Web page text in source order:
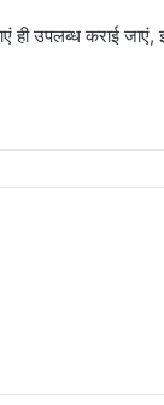
ही उपलब्ध कराई